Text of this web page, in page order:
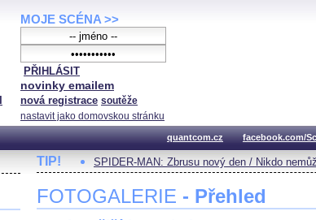
MOJE SCÉNA >>
PŘIHLÁSIT
novinky emailem
nová registrace soutěže
nastavit jako domovskou stránku
quantcom.cz facebook.com/
TIP! SPIDER-MAN: Zbrusu nový den / Nikdo
FOTOGALERIE - Přehled